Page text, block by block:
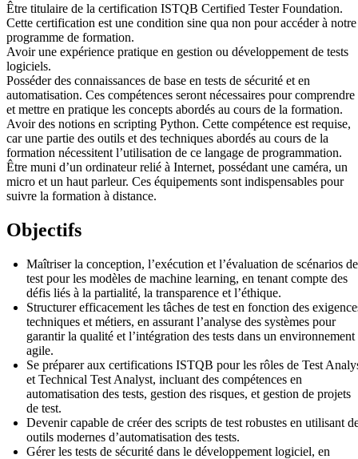
Être titulaire de la certification ISTQB Certified Tester Foundation.
Cette certification est une condition sine qua non pour accéder à notre
programme de formation.
Avoir une expérience pratique en gestion ou développement de tests
logiciels.
Posséder des connaissances de base en tests de sécurité et en
automatisation. Ces compétences seront nécessaires pour comprendre
et mettre en pratique les concepts abordés au cours de la formation.
Avoir des notions en scripting Python. Cette compétence est requise,
car une partie des outils et des techniques abordés au cours de la
formation nécessitent l’utilisation de ce langage de programmation.
Être muni d’un ordinateur relié à Internet, possédant une caméra, un
micro et un haut parleur. Ces équipements sont indispensables pour
suivre la formation à distance.
Objectifs
Maîtriser la conception, l’exécution et l’évaluation de scénarios de
test pour les modèles de machine learning, en tenant compte des
défis liés à la partialité, la transparence et l’éthique.
Structurer efficacement les tâches de test en fonction des
techniques et métiers, en assurant l’analyse des systèmes pour
garantir la qualité et l’intégration des tests dans un environnement
agile.
Se préparer aux certifications ISTQB pour les rôles de Test
et Technical Test Analyst, incluant des compétences en
automatisation des tests, gestion des risques, et gestion de projets
de test.
Devenir capable de créer des scripts de test robustes en utilisant
outils modernes d’automatisation des tests.
Gérer les tests de sécurité dans le développement logiciel, en